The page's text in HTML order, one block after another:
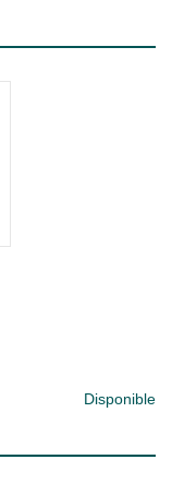
Disponible